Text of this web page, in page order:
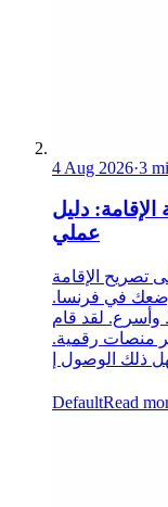
4 Aug 2026·3
دليل
عملي
الإقامة
في فرنسا.
وأسرع. لقد قام
منصات رقمية.
DefaultRead